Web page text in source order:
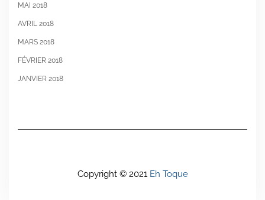
MAI 2018
AVRIL 2018
MARS 2018
FÉVRIER 2018
JANVIER 2018
Copyright © 2021 Eh Toque